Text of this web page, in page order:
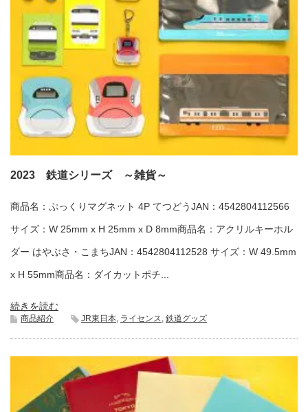
2023 鉄道シリーズ ～雑貨～
商品名：ぷっくりマグネット 4P てつどうJAN：4542804112566
サイズ：W 25mm x H 25mm x D 8mm商品名：アクリルキーホル
ダー はやぶさ・こまちJAN：4542804112528 サイズ：W 49.5mm
x H 55mm商品名：ダイカットポチ...
続きを読む
商品紹介 JR東日本 ライセンス 鉄道グッズ